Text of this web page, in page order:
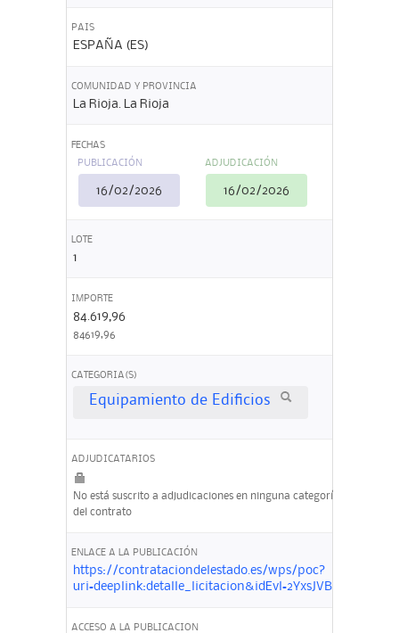
PAIS
ESPAÑA (ES)
COMUNIDAD Y PROVINCIA
La Rioja. La Rioja
FECHAS
PUBLICACIÓN
16/02/2026
ADJUDICACIÓN
16/02/2026
LOTE
1
IMPORTE
84.619,96
84619,96
CATEGORIA(S)
Equipamiento de Edificios
ADJUDICATARIOS
No está suscrito a adjudicaciones en ninguna categoría
del contrato
ENLACE A LA PUBLICACIÓN
https://contrataciondelestado.es/wps/poc?
ACCESO A LA PUBLICACION